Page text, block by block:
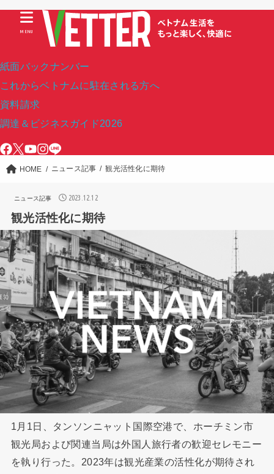
紙面バックナンバー
これからベトナムに駐在される方へ
資料請求
調達＆ビジネスガイド2026
MENU
HOME ニュース記事 観光活性化に期待
ニュース記事 2023.12.12
観光活性化に期待
1月1日、タンソンニャット国際空港で、ホーチミン市
観光局および関連当局は外国人旅行者の歓迎セレモニー
を執り行った。2023年は観光産業の活性化が期待され